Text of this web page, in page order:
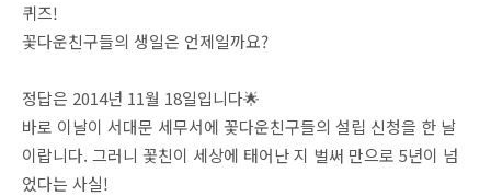
퀴즈!
꽃다운친구들의 생일은 언제일까요?
정답은 2014년 11월 18일입니다🌟
바로 이날이 서대문 세무서에 꽃다운친구들의 설립 신청을 한 날
이랍니다. 그러니 꽃친이 세상에 태어난 지 벌써 만으로 5년이 넘
었다는 사실!